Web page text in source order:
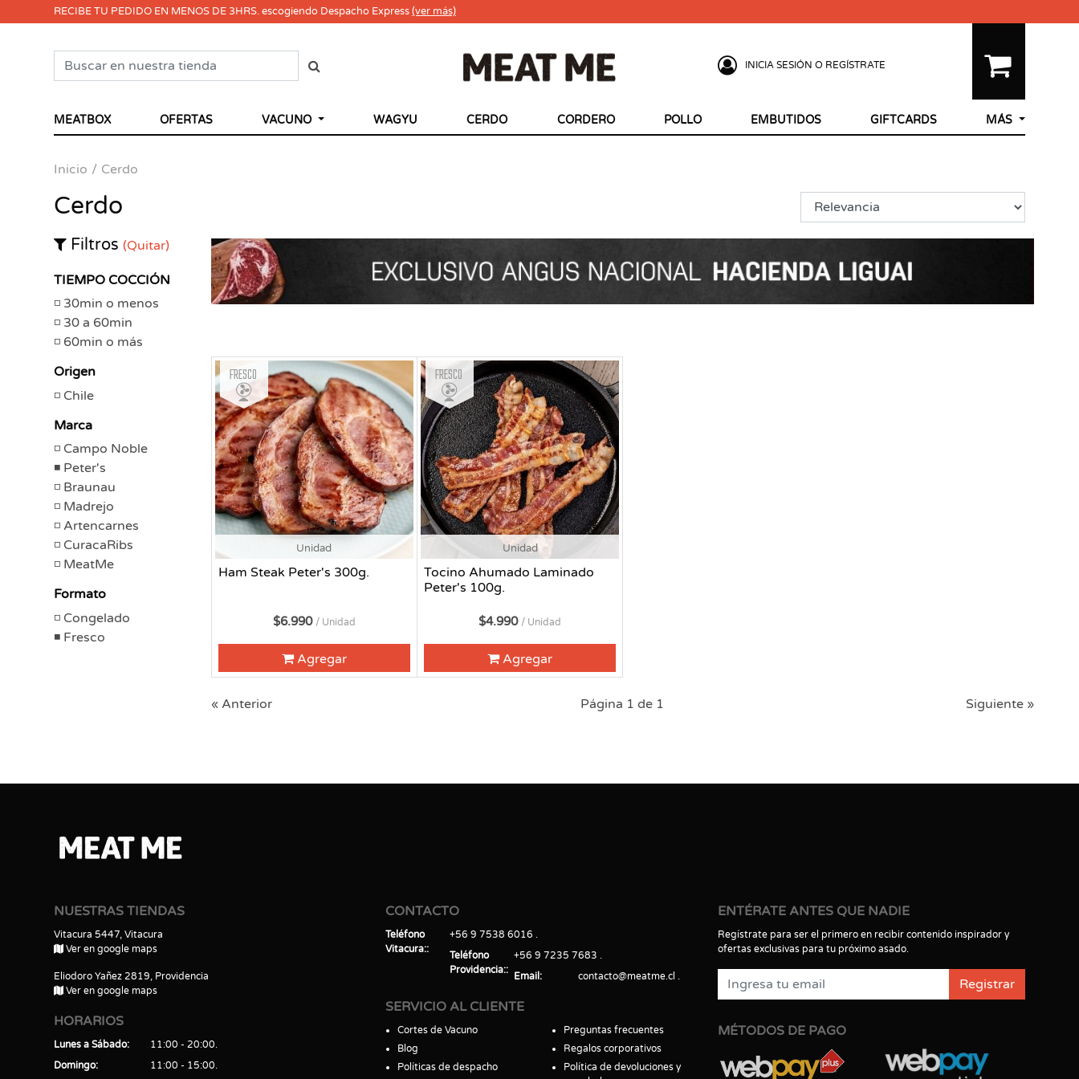
RECIBE TU PEDIDO EN MENOS DE 3HRS. escogiendo Despacho Express(ver más)
INICIA SESIÓN O REGÍSTRATE
MEATBOX OFERTAS VACUNO WAGYU CERDO CORDERO POLLO EMBUTIDOS GIFTCARDS MÁS
Inicio Cerdo
Cerdo
Filtros (Quitar)
TIEMPO COCCIÓN
30min o menos
30 a 60min
60min o más
Origen
Chile
Marca
Campo Noble
Peter's
Braunau
Madrejo
Artencarnes
CuracaRibs
MeatMe
Formato
Congelado
Fresco
Unidad
Ham Steak Peter's 300g.
Fresco
$6.990 / Unidad
Agregar
Unidad
Tocino Ahumado Laminado
Peter's 100g.
Fresco
$4.990 / Unidad
Agregar
« Anterior Página 1 de 1 Siguiente »
NUESTRAS TIENDAS
Vitacura 5447, Vitacura
Ver en google maps
Eliodoro Yañez 2819, Providencia
Ver en google maps
HORARIOS
Lunes a Sábado
11:00 - 20:00
Domingo
11:00 - 15:00
CONTACTO
Teléfono
Vitacura:
+56 9 7538 6016
Teléfono
Providencia:
+56 9 7235 7683
Email
contacto@meatme.cl
SERVICIO AL CLIENTE
Cortes de Vacuno
Blog
Políticas de despacho
Preguntas frecuentes
Regalos corporativos
Política de devoluciones y
ENTÉRATE ANTES QUE NADIE
Regístrate para ser el primero en recibir contenido inspirador y
ofertas exclusivas para tu próximo asado.
Registrar
MÉTODOS DE PAGO